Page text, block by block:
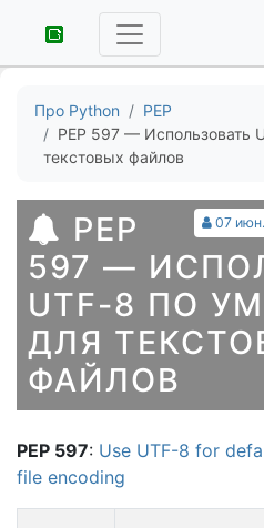
Про Python
PEP
PEP 597 — Использовать
текстовых файлов
07
PEP
597 —
UTF-8 ПО
ДЛЯ
ФАЙЛОВ
PEP 597: Use UTF-8 for
file encoding